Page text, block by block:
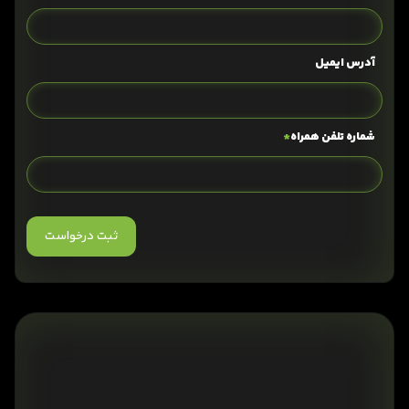
آدرس ایمیل
شماره تلفن همراه*